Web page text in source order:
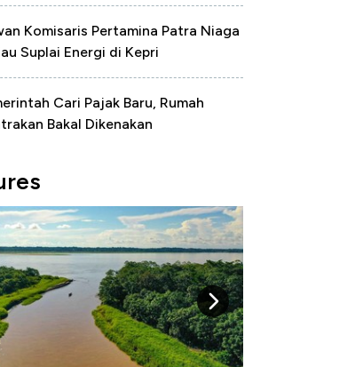
Komisaris Pertamina Patra Niaga
Suplai Energi di Kepri
Cari Pajak Baru, Rumah
Bakal Dikenakan